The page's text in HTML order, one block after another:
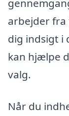
arbejder
dig indsigt i
kan hjælpe
valg.
Når du